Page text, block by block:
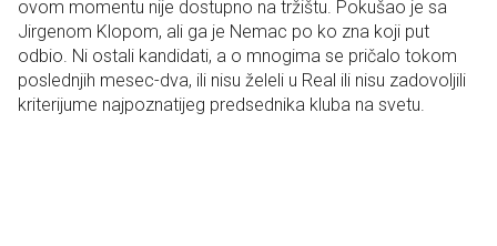
ovom momentu nije dostupno na tržištu. Pokušao je sa
Jirgenom Klopom, ali ga je Nemac po ko zna koji put
odbio. Ni ostali kandidati, a o mnogima se pričalo tokom
poslednjih mesec-dva, ili nisu želeli u Real ili nisu zadovoljili
kriterijume najpoznatijeg predsednika kluba na svetu.